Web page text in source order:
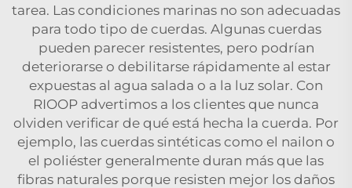
tarea. Las condiciones marinas no son adecuadas
para todo tipo de cuerdas. Algunas cuerdas
pueden parecer resistentes, pero podrían
deteriorarse o debilitarse rápidamente al estar
expuestas al agua salada o a la luz solar. Con
RIOOP advertimos a los clientes que nunca
olviden verificar de qué está hecha la cuerda. Por
ejemplo, las cuerdas sintéticas como el nailon o
el poliéster generalmente duran más que las
fibras naturales porque resisten mejor los daños